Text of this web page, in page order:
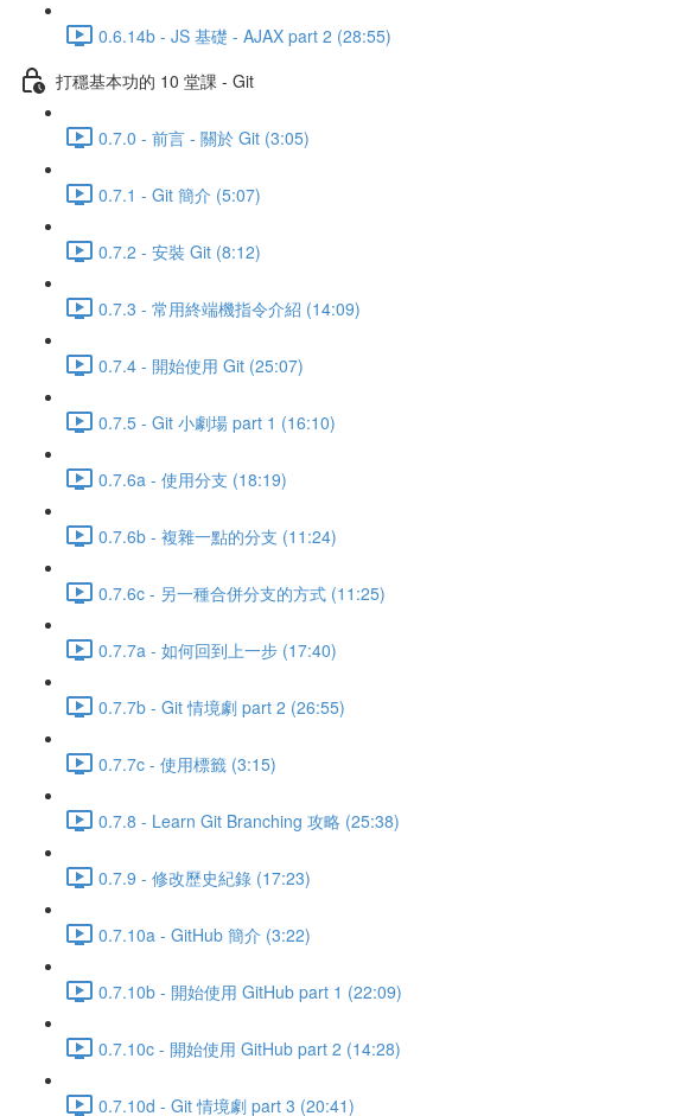
0.6.14b - JS 基礎 - AJAX part 2 (28:55)
打穩基本功的 10 堂課 - Git
0.7.0 - 前言 - 關於 Git (3:05)
0.7.1 - Git 簡介 (5:07)
0.7.2 - 安裝 Git (8:12)
0.7.3 - 常用終端機指令介紹 (14:09)
0.7.4 - 開始使用 Git (25:07)
0.7.5 - Git 小劇場 part 1 (16:10)
0.7.6a - 使用分支 (18:19)
0.7.6b - 複雜一點的分支 (11:24)
0.7.6c - 另一種合併分支的方式 (11:25)
0.7.7a - 如何回到上一步 (17:40)
0.7.7b - Git 情境劇 part 2 (26:55)
0.7.7c - 使用標籤 (3:15)
0.7.8 - Learn Git Branching 攻略 (25:38)
0.7.9 - 修改歷史紀錄 (17:23)
0.7.10a - GitHub 簡介 (3:22)
0.7.10b - 開始使用 GitHub part 1 (22:09)
0.7.10c - 開始使用 GitHub part 2 (14:28)
0.7.10d - Git 情境劇 part 3 (20:41)